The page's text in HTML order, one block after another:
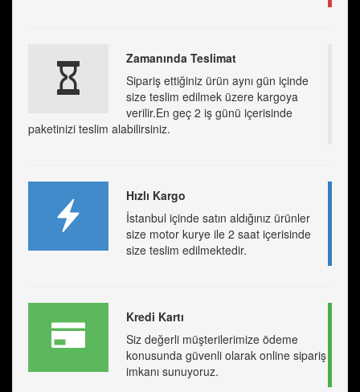
Zamanında Teslimat
Sipariş ettiğiniz ürün aynı gün içinde
size teslim edilmek üzere kargoya
verilir.En geç 2 iş günü içerisinde
paketinizi teslim alabilirsiniz.
Hızlı Kargo
İstanbul içinde satın aldığınız ürünler
size motor kurye ile 2 saat içerisinde
size teslim edilmektedir.
Kredi Kartı
Siz değerli müşterilerimize ödeme
konusunda güvenli olarak online sipariş
imkanı sunuyoruz.